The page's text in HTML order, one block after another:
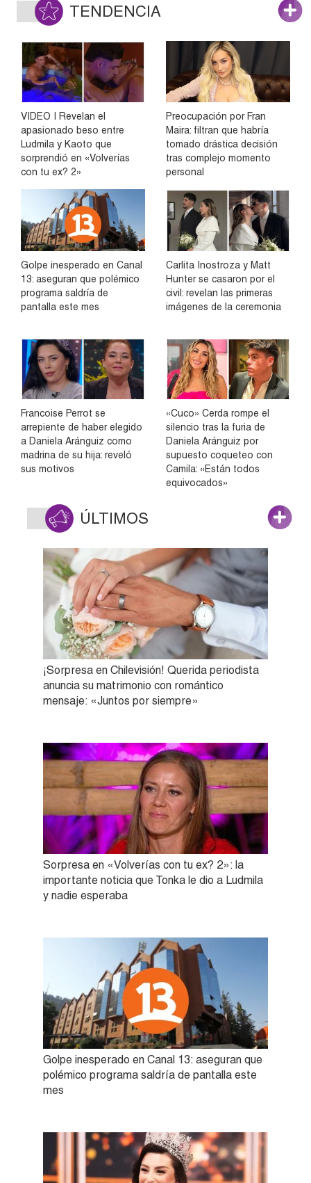
TENDENCIA
VIDEO | Revelan el
apasionado beso entre
Ludmila y Kaoto que
sorprendió en «Volverías
con tu ex? 2»
Preocupación por Fran
Maira: filtran que habría
tomado drástica decisión
tras complejo momento
personal
Golpe inesperado en Canal
13: aseguran que polémico
programa saldría de
pantalla este mes
Carlita Inostroza y Matt
Hunter se casaron por el
civil: revelan las primeras
imágenes de la ceremonia
Francoise Perrot se
arrepiente de haber elegido
a Daniela Aránguiz como
madrina de su hija: reveló
sus motivos
«Cuco» Cerda rompe el
silencio tras la furia de
Daniela Aránguiz por
supuesto coqueteo con
Camila: «Están todos
equivocados»
ÚLTIMOS
¡Sorpresa en Chilevisión! Querida periodista
anuncia su matrimonio con romántico
mensaje: «Juntos por siempre»
Sorpresa en «Volverías con tu ex? 2»: la
importante noticia que Tonka le dio a Ludmila
y nadie esperaba
Golpe inesperado en Canal 13: aseguran que
polémico programa saldría de pantalla este
mes